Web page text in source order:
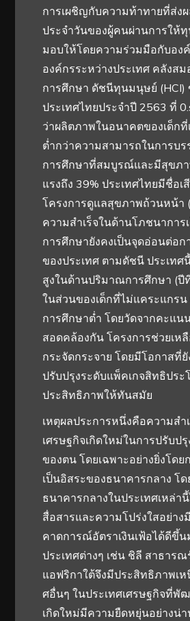
การเผชิญกับความท้าทายที่ส่ง
ประจำวันของผู้คนผ่านการให้
มอบให้โดยความร่วมมือกับอง
องค์กรระหว่างประเทศ คลังส
การศึกษา ดัชนีทุนมนุษย์ (HCI)
ประเทศไทยประจำปี 2563 ที่
ว่าผลิตภาพในอนาคตของเด็กที่
ต่ำกว่าความสามารถในการบร
การศึกษาที่สมบูรณ์และมีสุขภ
แรงถึง 39% ประเทศไทยมีชื่อเ
โครงการดูแลสุขภาพถ้วนหน้า
ความสำเร็จในด้านโภชนากา
การศึกษายังคงเป็นจุดอ่อนต่อ
ของประเทศ ตามดัชนี ประเท
สูงในด้านปริมาณการศึกษา (ปี
ในส่วนของเด็กที่ไม่แคระแกร
การศึกษาต่ำ โดยวัดจากคะแน
สอดคล้องกัน โครงการช่วยเห
กระจัดกระจาย โดยมีโอกาสที่ยั
ปรับปรุงระดับแพ็คเกจสิทธิประ
ประสิทธิภาพให้ทันสมัย
เหตุผลประการหนึ่งคือความสำ
เศรษฐกิจเกิดใหม่ในการปรับป
ของตน โดยเฉพาะอย่างยิ่งโดย
เป็นอิสระของธนาคารกลาง โด
ธนาคารกลางในประเทศเหล่า
สื่อสารและความโปร่งใสอย่า
คาดการณ์อัตราเงินเฟ้อได้ดีขึ้น
ประเทศต่างๆ เช่น ชิลี สาธารณ
แอฟริกาใต้จึงมีประสิทธิภาพเห
ศอื่นๆ ในประเทศเศรษฐกิจที่พั
เกิดใหม่มีความยืดหยุ่นอย่างน่า